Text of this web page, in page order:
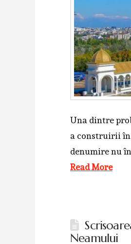
Una dintre
a construirii în
denumire nu
Read More
Neamului